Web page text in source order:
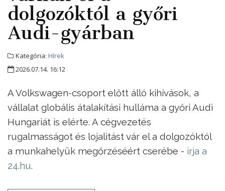
dolgozóktól a győri
Audi-gyárban
Kategória: Hírek
2026.07.14. 16:12
A Volkswagen-csoport előtt álló kihívások, a
vállalat globális átalakítási hulláma a győri Audi
Hungariát is elérte. A cégvezetés
rugalmasságot és lojalitást vár el a dolgozóktól
a munkahelyük megőrzéséért cserébe - írja a
24.hu.